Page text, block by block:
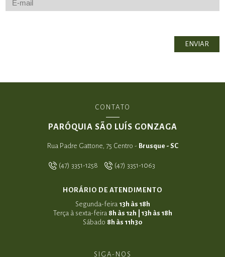
CONTATO
PARÓQUIA SÃO LUÍS GONZAGA
Rua Padre Gattone, 75 Centro - Brusque - SC
(47) 3351-1258 (47) 3351-1063
HORÁRIO DE ATENDIMENTO
Segunda-feira 13h às 18h
Terça à sexta-feira 8h às 12h | 13h às 18h
Sábado 8h às 11h30
SIGA-NOS